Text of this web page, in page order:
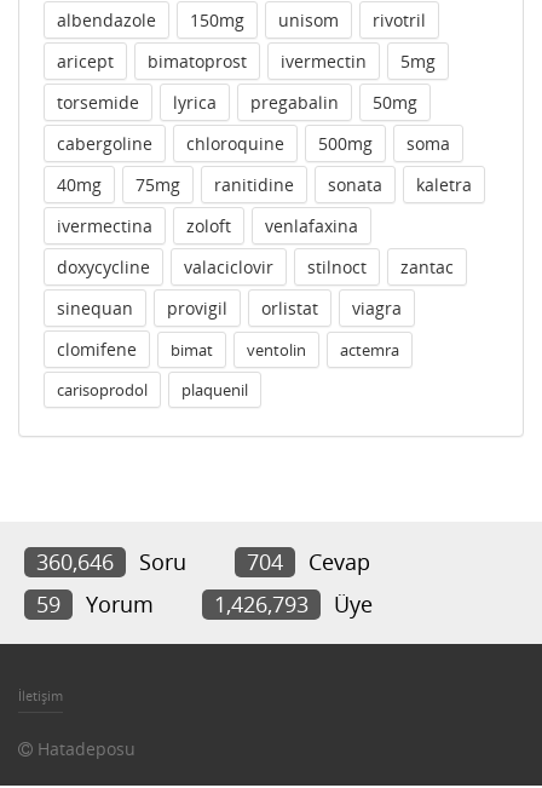
albendazole
150mg unisom
rivotril
aricept
bimatoprost ivermectin
5mg
torsemide
lyrica pregabalin
50mg
cabergoline
chloroquine 500mg
soma
40mg
75mg ranitidine sonata
kaletra
ivermectina
zoloft
venlafaxina
doxycycline
valaciclovir stilnoct
zantac
sinequan
provigil orlistat
viagra
clomifene
bimat ventolin
actemra
carisoprodol
plaquenil
360,646 Soru 704
Cevap
59
Yorum 1,426,793 Üye
İletişim
Hatadeposu